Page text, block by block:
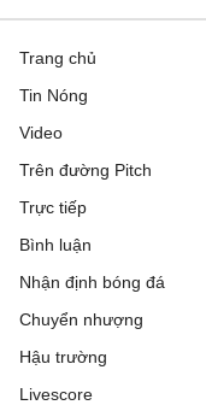
Trang chủ
Tin Nóng
Video
Trên đường Pitch
Trực tiếp
Bình luận
Nhận định bóng đá
Chuyển nhượng
Hậu trường
Livescore